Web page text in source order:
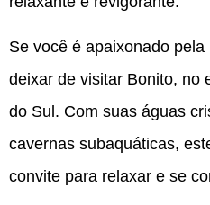
Se você é apaixonado
deixar de visitar Bonito, no
do Sul. Com suas águas
cavernas subaquáticas,
convite para relaxar e se